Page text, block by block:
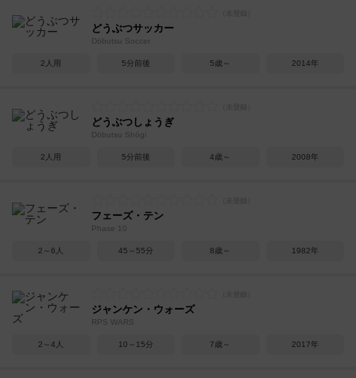
どうぶつサッカー
Dōbutsu Soccer
2人用 5分前後 5歳～ 2014年
どうぶつしょうぎ
Dōbutsu Shōgi
2人用 5分前後 4歳～ 2008年
フェーズ・テン
Phase 10
2～6人 45～55分 8歳～ 1982年
ジャンケン・ウォーズ
RPS WARS
2～4人 10～15分 7歳～ 2017年